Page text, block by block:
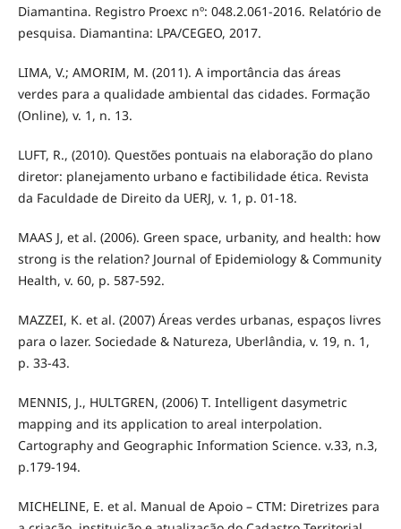
Diamantina. Registro Proexc nº: 048.2.061-2016. Relatório de
pesquisa. Diamantina: LPA/CEGEO, 2017.
LIMA, V.; AMORIM, M. (2011). A importância das áreas
verdes para a qualidade ambiental das cidades. Formação
(Online), v. 1, n. 13.
LUFT, R., (2010). Questões pontuais na elaboração do plano
diretor: planejamento urbano e factibilidade ética. Revista
da Faculdade de Direito da UERJ, v. 1, p. 01-18.
MAAS J, et al. (2006). Green space, urbanity, and health: how
strong is the relation? Journal of Epidemiology & Community
Health, v. 60, p. 587-592.
MAZZEI, K. et al. (2007) Áreas verdes urbanas, espaços livres
para o lazer. Sociedade & Natureza, Uberlândia, v. 19, n. 1,
p. 33-43.
MENNIS, J., HULTGREN, (2006) T. Intelligent dasymetric
mapping and its application to areal interpolation.
Cartography and Geographic Information Science. v.33, n.3,
p.179-194.
MICHELINE, E. et al. Manual de Apoio – CTM: Diretrizes para